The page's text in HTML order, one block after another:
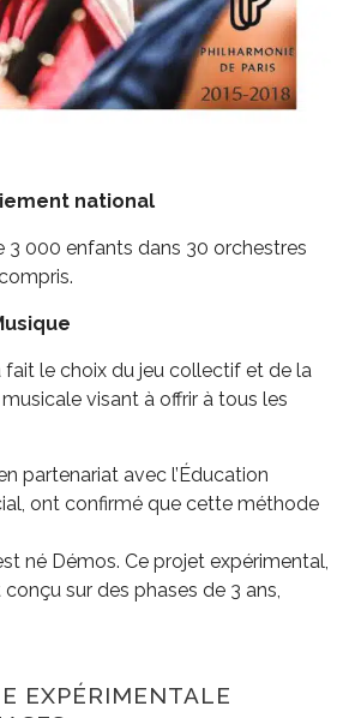
national
3 000 enfants dans 30 orchestres
fait le choix du jeu collectif et de la
visant à offrir à tous les
partenariat avec l’Éducation
ont confirmé que cette méthode
né Démos. Ce projet expérimental,
sur des phases de 3 ans,
EXPÉRIMENTALE